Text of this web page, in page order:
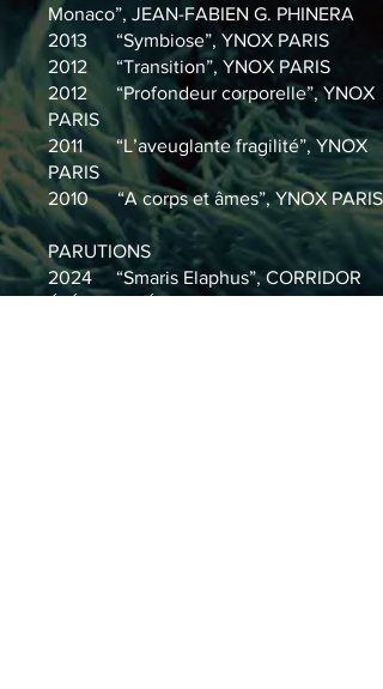
Monaco”, JEAN-FABIEN G. PHINERA
2013 “Symbiose”, YNOX PARIS
2012 “Transition”, YNOX PARIS
2012 “Profondeur corporelle”, YNOX
PARIS
2011“L’aveuglante fragilité”, YNOX
PARIS
2010“A corps et âmes”, YNOX PARIS
​PARUTIONS
2024 “Smaris Elaphus”, CORRIDOR